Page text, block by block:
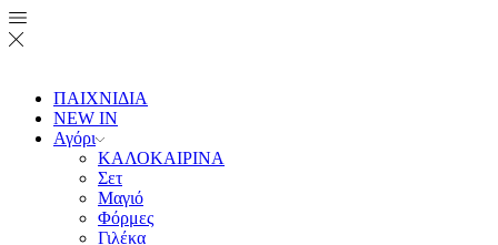
ΠΑΙΧΝΙΔΙΑ
NEW IN
Αγόρι
ΚΑΛΟΚΑΙΡΙΝΑ
Σετ
Μαγιό
Φόρμες
Γιλέκα